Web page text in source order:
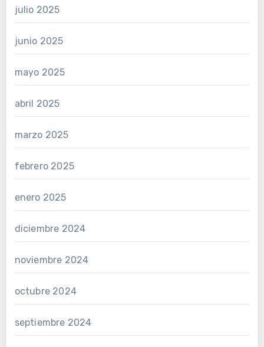
julio 2025
junio 2025
mayo 2025
abril 2025
marzo 2025
febrero 2025
enero 2025
diciembre 2024
noviembre 2024
octubre 2024
septiembre 2024